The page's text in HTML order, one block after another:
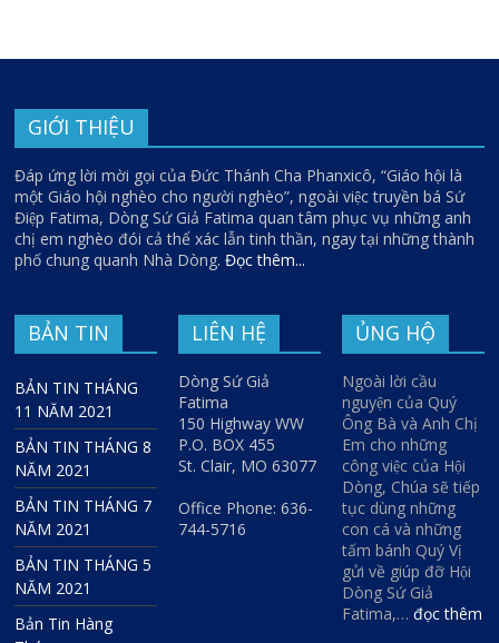
GIỚI THIỆU
Đáp ứng lời mời gọi của Đức Thánh Cha Phanxicô, “Giáo hội là
một Giáo hội nghèo cho người nghèo”, ngoài việc truyền bá Sứ
Điệp Fatima, Dòng Sứ Giả Fatima quan tâm phục vụ những anh
chị em nghèo đói cả thể xác lẫn tinh thần, ngay tại những thành
phố chung quanh Nhà Dòng.Đọc thêm...
BẢN TIN
BẢN TIN THÁNG
11 NĂM 2021
BẢN TIN THÁNG 8
NĂM 2021
BẢN TIN THÁNG 7
NĂM 2021
BẢN TIN THÁNG 5
NĂM 2021
Bản Tin Hàng
LIÊN HỆ
Dòng Sứ Giả
Fatima
150 Highway WW
P.O. BOX 455
St. Clair, MO 63077
Office Phone: 636-
744-5716
ỦNG HỘ
Ngoài lời cầu
nguyện của Quý
Ông Bà và Anh Chị
Em cho những
công việc của Hội
Dòng, Chúa sẽ tiếp
tục dùng những
con cá và những
tấm bánh Quý Vị
gửi về giúp đỡ Hội
Dòng Sứ Giả
Fatima,… đọc thêm